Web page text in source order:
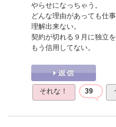
やらせになっちゃう。
どんな理由があっても仕
理解出来ない。
契約が切れる９月に独立
もう信用してない。
それな！ 39